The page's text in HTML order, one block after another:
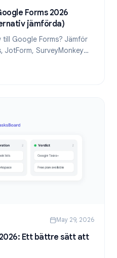
Forms 2026
jämförda)
Google Forms? Jämför
JotForm, SurveyMonkey
Forms 2026 (Gratis och
May 29, 2026
Ett bättre sätt att